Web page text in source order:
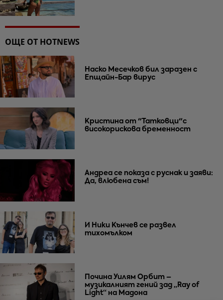
ОЩЕ ОТ HOTNEWS
Наско Месечков бил заразен с
Епщайн-Бар вирус
Кристина от "Татковци"с
високорискова бременност
Андреа се показа с руснак и заяви:
Да, влюбена съм!
И Ники Кънчев се развел
тихомълком
Почина Уилям Орбит –
музикалният гений зад „Ray of
Light“ на Мадона